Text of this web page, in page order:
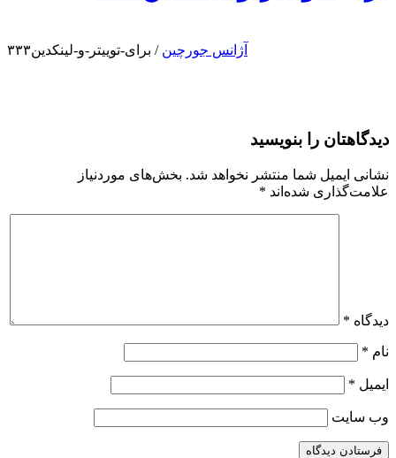
آژانس جورچین / برای-توییتر-و-لینکدین۳۳۳
دیدگاهتان را بنویسید
نشانی ایمیل شما منتشر نخواهد شد. بخش‌های موردنیاز
علامت‌گذاری شده‌اند *
دیدگاه *
نام *
ایمیل *
وب‌ سایت